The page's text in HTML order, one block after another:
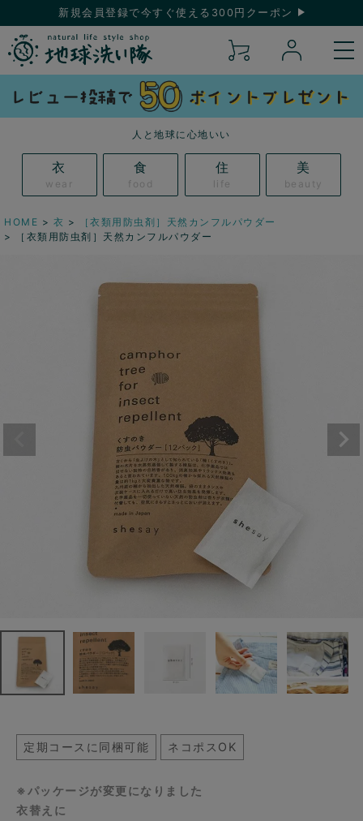
新規会員登録で今すぐ使える300円クーポン
人と地球に心地いい
衣
wear
食
food
住
life
美
beauty
HOME 衣
［衣類用防虫剤］天然カンフルパウダー
［衣類用防虫剤］天然カンフルパウダー
定期コースに同梱可能 ネコポスOK
※パッケージが変更になりました
衣替えに